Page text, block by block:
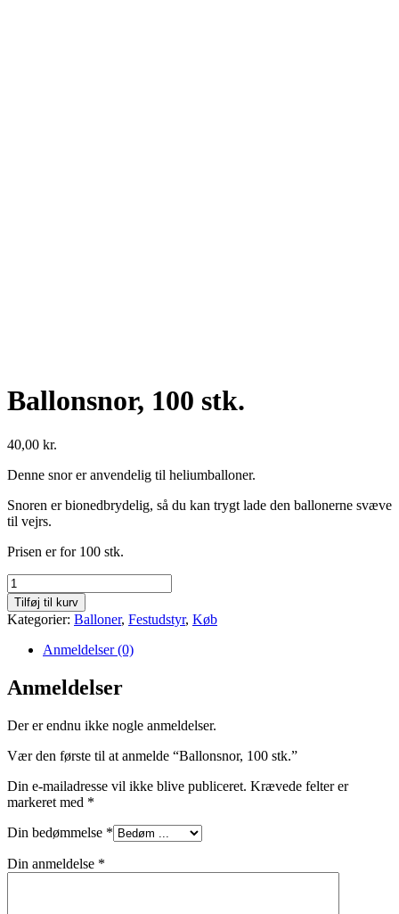
Ballonsnor, 100 stk.
40,00 kr.
Denne snor er anvendelig til heliumballoner.
Snoren er bionedbrydelig, så du kan trygt lade den ballonerne svæve
til vejrs.
Prisen er for 100 stk.
Ballonsnor,
100
stk.
antal
Tilføj til kurv
Kategorier: Balloner, Festudstyr, Køb
Anmeldelser (0)
Anmeldelser
Der er endnu ikke nogle anmeldelser.
Vær den første til at anmelde “Ballonsnor, 100 stk.”
Din e-mailadresse vil ikke blive publiceret. Krævede felter er
markeret med *
Din bedømmelse *
Din anmeldelse *